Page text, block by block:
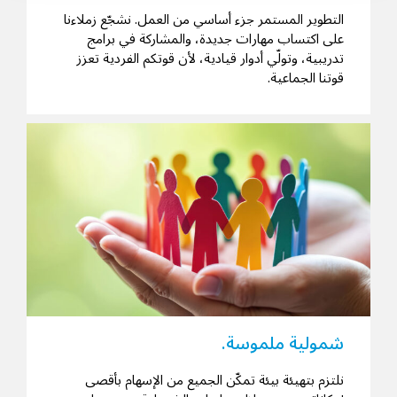
التطوير المستمر جزء أساسي من العمل. نشجّع زملاءنا
على اكتساب مهارات جديدة، والمشاركة في برامج
تدريبية، وتولّي أدوار قيادية، لأن قوتكم الفردية تعزز
قوتنا الجماعية.
شمولية ملموسة.
نلتزم بتهيئة بيئة تمكّن الجميع من الإسهام بأقصى